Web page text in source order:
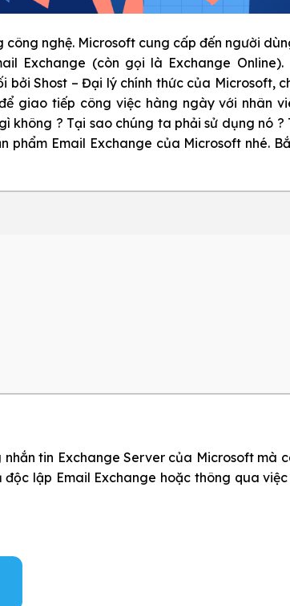
nghệ. Microsoft cung cấp đến người
Exchange (còn gọi là Exchange Online).
bởi Shost – Đại lý chính thức của Microsoft,
giao tiếp công việc hàng ngày với nhân
không ? Tại sao chúng ta phải sử dụng nó ?
phẩm Email Exchange của Microsoft nhé.
tin Exchange Server của Microsoft mà
độc lập Email Exchange hoặc thông qua